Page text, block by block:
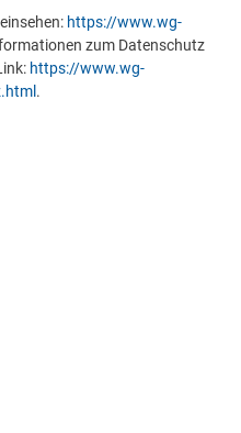
https://www.wg-
zum Datenschutz
https://www.wg-
.